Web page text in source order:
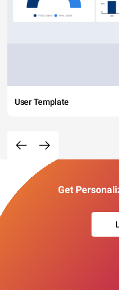
User Template
Get